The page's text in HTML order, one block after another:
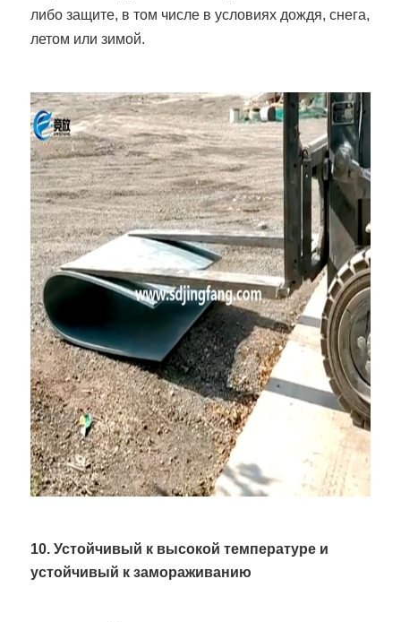
либо защите, в том числе в условиях дождя, снега,
летом или зимой.
10. Устойчивый к высокой температуре и
устойчивый к замораживанию